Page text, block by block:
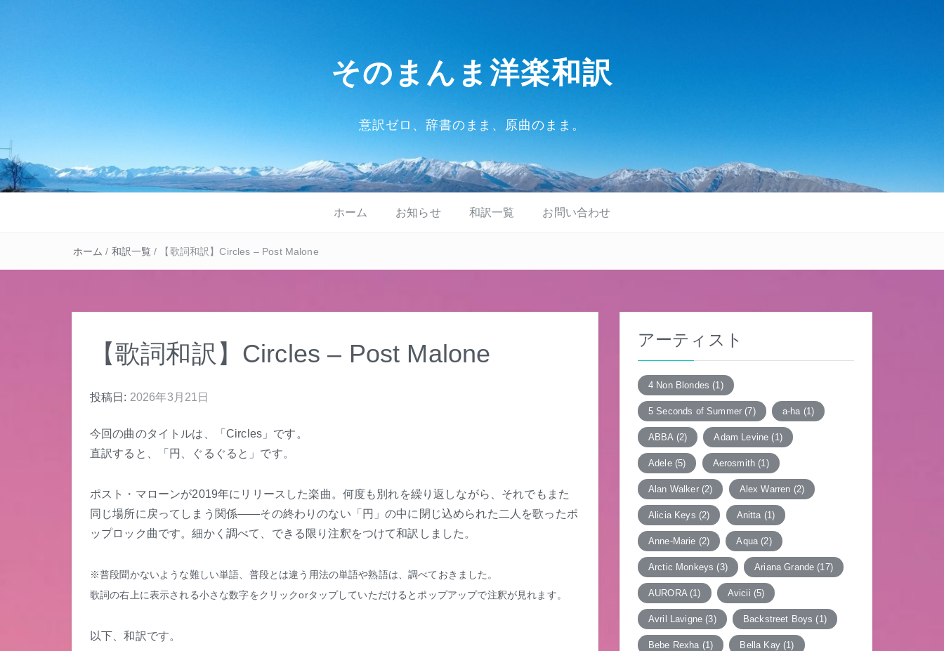
そのまんま洋楽和訳
意訳ゼロ、辞書のまま、原曲のまま。
ホーム お知らせ 和訳一覧 お問い合わせ
ホーム / 和訳一覧 / 【歌詞和訳】Circles – Post Malone
【歌詞和訳】Circles – Post Malone
投稿日: 2026年3月21日
今回の曲のタイトルは、「Circles」です。
直訳すると、「円、ぐるぐると」です。
ポスト・マローンが2019年にリリースした楽曲。何度も別れを繰り返しながら、それでもまた
同じ場所に戻ってしまう関係——その終わりのない「円」の中に閉じ込められた二人を歌ったポ
ップロック曲です。細かく調べて、できる限り注釈をつけて和訳しました。
※普段聞かないような難しい単語、普段とは違う用法の単語や熟語は、調べておきました。
歌詞の右上に表示される小さな数字をクリックorタップしていただけるとポップアップで注釈が見れます。
以下、和訳です。
アーティスト
4 Non Blondes (1)
5 Seconds of Summer (7) a-ha (1)
ABBA(2) Adam Levine (1)
Adele(5) Aerosmith (1)
Alan Walker(2) Alex Warren (2)
Alicia Keys (2) Anitta (1)
Anne-Marie (2) Aqua (2)
Arctic Monkeys (3) Ariana Grande (17)
AURORA(1) Avicii (5)
Avril Lavigne (3) Backstreet Boys (1)
Bebe Rexha (1) Bella Kay(1)